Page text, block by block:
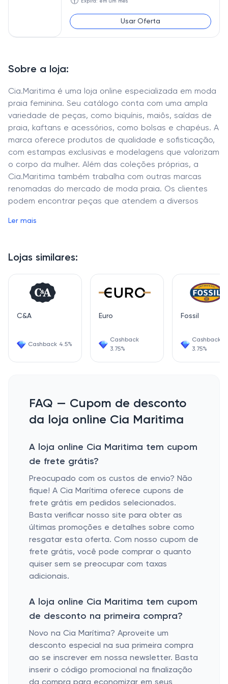
Sobre a loja:
Cia.Maritima é uma loja online especializada em moda
praia feminina. Seu catálogo conta com uma ampla
variedade de peças, como biquínis, maiôs, saídas de
praia, kaftans e acessórios, como bolsas e chapéus. A
marca oferece produtos de qualidade e sofisticação,
com estampas exclusivas e modelagens que valorizam
o corpo da mulher. Além das coleções próprias, a
Cia.Maritima também trabalha com outras marcas
renomadas do mercado de moda praia. Os clientes
podem encontrar peças que atendem a diversos
Ler mais
Lojas similares:
C&A
Cashback 4.5%
Euro
Cashback
3.75%
Fossil
Cashback
3.75%
Expira: em um mês
Usar Oferta
FAQ — Cupom de desconto
da loja online Cia Maritima
A loja online Cia Maritima tem cupom
de frete grátis?
Preocupado com os custos de envio? Não
fique! A Cia Marítima oferece cupons de
frete grátis em pedidos selecionados.
Basta verificar nosso site para obter as
últimas promoções e detalhes sobre como
resgatar esta oferta. Com nosso cupom de
frete grátis, você pode comprar o quanto
quiser sem se preocupar com taxas
adicionais.
A loja online Cia Maritima tem cupom
de desconto na primeira compra?
Novo na Cia Marítima? Aproveite um
desconto especial na sua primeira compra
ao se inscrever em nossa newsletter. Basta
inserir o código promocional na finalização